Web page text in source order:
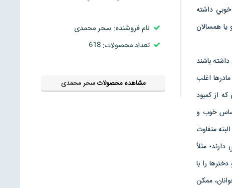
داشته
يا همسالان
باشند
اغلب
از كمبود
خوب و
متفاوت
مثلاً
را با
ممكن
نام فروشنده: سحر محمدی
تعداد محصولات: 618
مشاهده محصولاتسحر محمدی